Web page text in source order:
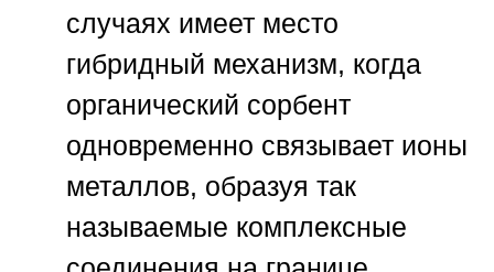
случаях имеет место
гибридный механизм, когда
органический сорбент
одновременно связывает ионы
металлов, образуя так
называемые комплексные